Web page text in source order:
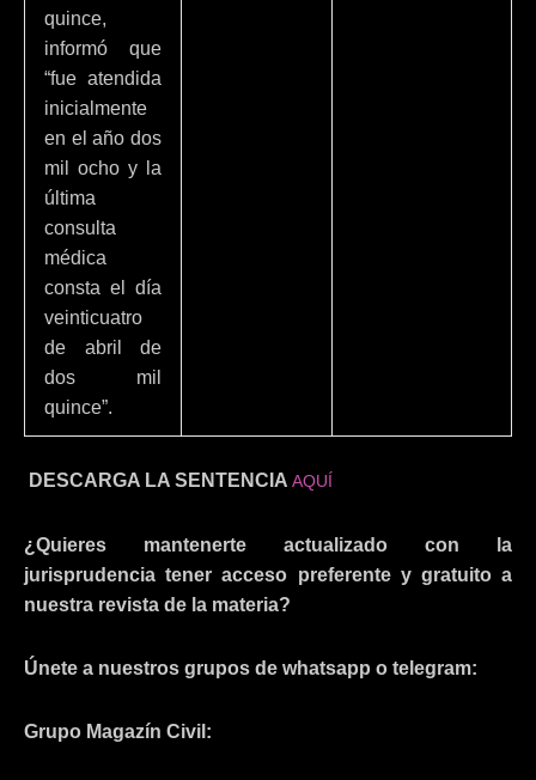
quince,
informó que
“fue atendida
inicialmente
en el año dos
mil ocho y la
última
consulta
médica
consta el día
veinticuatro
de abril de
dos mil
quince”.
DESCARGA LA SENTENCIA AQUÍ
¿Quieres mantenerte actualizado con la
jurisprudencia tener acceso preferente y gratuito a
nuestra revista de la materia?
Únete a nuestros grupos de whatsapp o telegram:
Grupo Magazín Civil: